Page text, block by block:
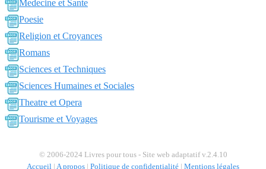
Medecine et Sante
Poesie
Religion et Croyances
Romans
Sciences et Techniques
Sciences Humaines et Sociales
Theatre et Opera
Tourisme et Voyages
© 2006-2024 Livres pour tous - Site web adaptatif v.2.4.10
Accueil A propos Politique de confidentialité Mentions légales